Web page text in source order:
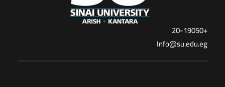
+20-19050
Info@su.edu.eg